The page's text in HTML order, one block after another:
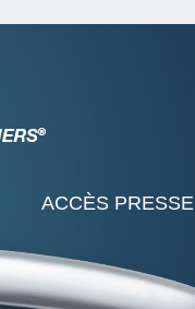
ACCÈS PRESSE